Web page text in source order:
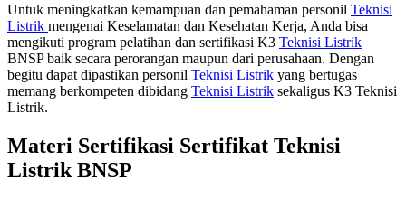
Untuk meningkatkan kemampuan dan pemahaman personil Teknisi
Listrik mengenai Keselamatan dan Kesehatan Kerja, Anda bisa
mengikuti program pelatihan dan sertifikasi K3 Teknisi Listrik
BNSP baik secara perorangan maupun dari perusahaan. Dengan
begitu dapat dipastikan personil Teknisi Listrik yang bertugas
memang berkompeten dibidang Teknisi Listrik sekaligus K3 Teknisi
Listrik.
Materi Sertifikasi Sertifikat Teknisi
Listrik BNSP